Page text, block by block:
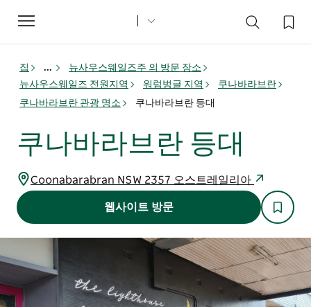
Toggle
navigation
집 ...
뉴사우스웨일즈주 의 방문 장소
뉴사우스웨일즈 전원지역
워럼벙글 지역
쿠나바라브란
쿠나바라브란 관광 명소
쿠나바라브란 등대
쿠나바라브란 등대
Coonabarabran NSW 2357 오스트레일리아
웹사이트 방문